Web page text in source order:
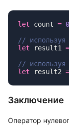
let count = 0
let result1 =
let result2 =
Заключение
Оператор